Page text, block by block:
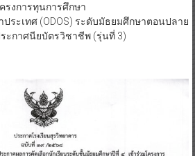
รงการทุนการศึกษา
ระเทศ (ODOS) ระดับมัธยมศึกษาตอนปลาย
ะกาศนียบัตรวิชาชีพ (รุ่นที่ 3)